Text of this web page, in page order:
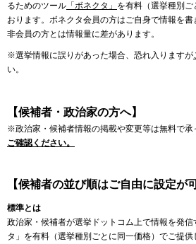
るためのツール 「ボネクタ」 を有料（選挙種別
おります。ボネクタ会員の方はご自身で情報を書
非会員の方とは情報量に差があります。
※選挙情報に誤りがあった場合、恐れ入りますが
い。
【候補者・政治家の方へ】
※政治家・候補者情報の掲載や変更等は無料で承
ご確認ください。
【候補者の並び順はご自由に設定が
標準とは
政治家・候補者が選挙ドットコム上で情報を発
タ」を有料（選挙種別ごとに同一価格）でご提